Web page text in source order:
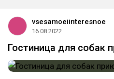
vsesamoeiinteresnoe
16.08.2022
Гостиница для собак